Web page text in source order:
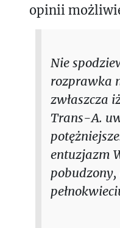
opinii
Nie
rozprawka
zwłaszcza
Trans-A.
entuzjazm
pobudzony,